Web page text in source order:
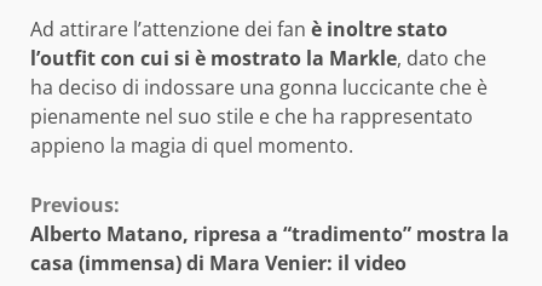
Ad attirare l’attenzione dei fan è inoltre stato
l’outfit con cui si è mostrato la Markle, dato che
ha deciso di indossare una gonna luccicante che è
pienamente nel suo stile e che ha rappresentato
appieno la magia di quel momento.
Continue
Reading
Previous:
Alberto Matano, ripresa a “tradimento” mostra la
casa (immensa) di Mara Venier: il video